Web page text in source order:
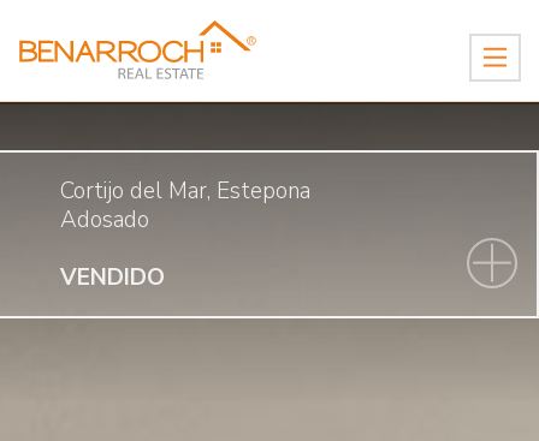
Cortijo del Mar, Estepona
Adosado
VENDIDO